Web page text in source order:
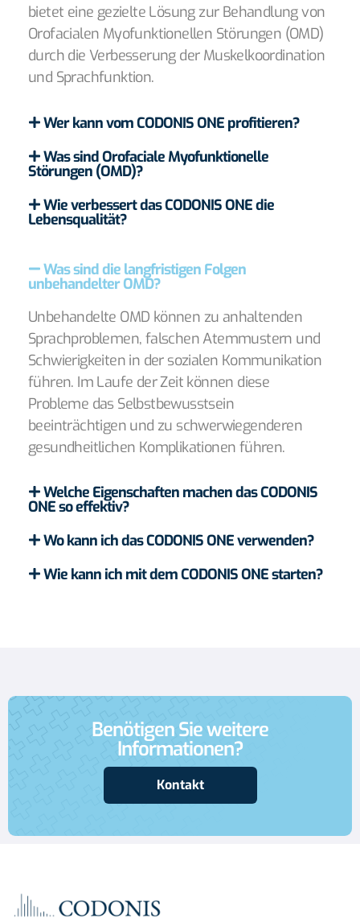
bietet eine gezielte Lösung zur Behandlung von
Orofacialen Myofunktionellen Störungen (OMD)
durch die Verbesserung der Muskelkoordination
und Sprachfunktion.
Wer kann vom CODONIS ONE profitieren?
Was sind Orofaciale Myofunktionelle
Störungen (OMD)?
Wie verbessert das CODONIS ONE die
Lebensqualität?
Was sind die langfristigen Folgen
unbehandelter OMD?
Unbehandelte OMD können zu anhaltenden
Sprachproblemen, falschen Atemmustern und
Schwierigkeiten in der sozialen Kommunikation
führen. Im Laufe der Zeit können diese
Probleme das Selbstbewusstsein
beeinträchtigen und zu schwerwiegenderen
gesundheitlichen Komplikationen führen.
Welche Eigenschaften machen das CODONIS
ONE so effektiv?
Wo kann ich das CODONIS ONE verwenden?
Wie kann ich mit dem CODONIS ONE starten?
Benötigen Sie weitere
Informationen?
Kontakt